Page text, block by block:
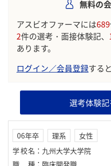
無料の
アスビオファーマには689
2件の選考・面接体験記、
あります。
ログイン／会員登録する
選考体験
06年卒 理系
女性
学校名 ： 九州大学大学院
職種 ： 臨床開発職